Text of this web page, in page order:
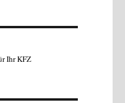
Ihr KFZ